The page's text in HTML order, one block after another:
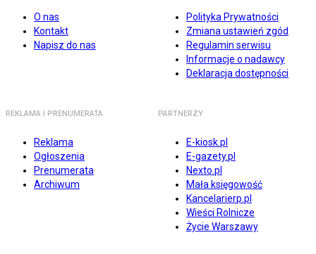
O nas
Kontakt
Napisz do nas
Polityka Prywatności
Zmiana ustawień zgód
Regulamin serwisu
Informacje o nadawcy
Deklaracja dostępności
REKLAMA I PRENUMERATA
Reklama
Ogłoszenia
Prenumerata
Archiwum
PARTNERZY
E-kiosk.pl
E-gazety.pl
Nexto.pl
Mała księgowość
Kancelarierp.pl
Wieści Rolnicze
Życie Warszawy